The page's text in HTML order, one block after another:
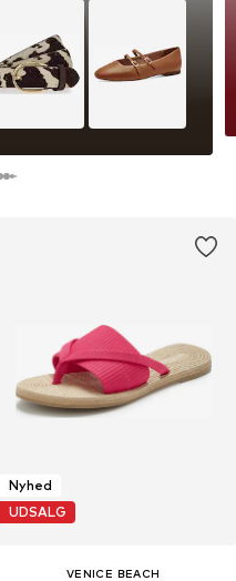
Nyhed
UDSALG
VENICE BEACH